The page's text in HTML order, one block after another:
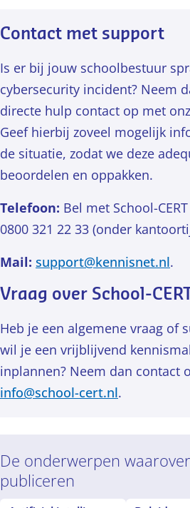
Contact met support
Is er bij jouw schoolbestuur
cybersecurity incident? Neem
directe hulp contact op met
Geef hierbij zoveel mogelijk
de situatie, zodat we deze
beoordelen en oppakken.
Telefoon: Bel met School-
0800 321 22 33 (onder
Mail: support@kennisnet.nl.
Vraag over School-
Heb je een algemene vraag of
wil je een vrijblijvend
inplannen? Neem dan contact
info@school-cert.nl.
De onderwerpen
publiceren